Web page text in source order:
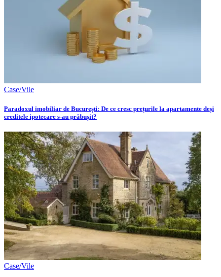
Case/Vile
Paradoxul imobiliar de București: De ce cresc prețurile la apartamente deși
creditele ipotecare s-au prăbușit?
Case/Vile